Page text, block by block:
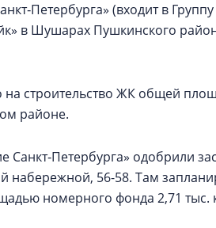
(входит в
в Шушарах Пушкинского
строительство ЖК общей
районе.
одобрили
набережной, 56-58. Там
номерного фонда 2,71 тыс.